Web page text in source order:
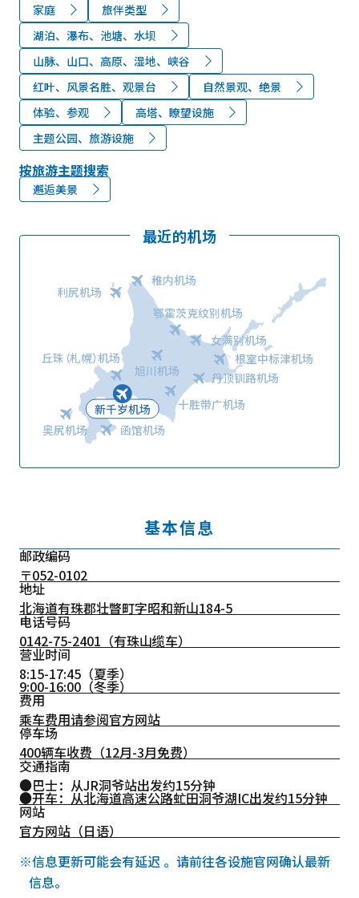
家庭
旅伴类型
湖泊、瀑布、池塘、水坝
山脉、山口、高原、湿地、峡谷
红叶、风景名胜、观景台
自然景观、绝景
体验、参观
高塔、瞭望设施
主题公园、旅游设施
按旅游主题搜索
邂逅美景
最近的机场
新千岁机场
丘珠（札幌）机场
函馆机场
奥尻机场
旭川机场
稚内机场
利尻机场
鄂霍茨克纹别机场
女满别机场
根室中标津机场
丹顶钏路机场
十胜带广机场
基本信息
邮政编码
〒052-0102
地址
北海道有珠郡壮瞥町字昭和新山184-5
电话号码
0142-75-2401 （有珠山缆车）
营业时间
8:15-17:45（夏季）
9:00-16:00（冬季）
费用
乘车费用请参阅官方网站
停车场
400辆车收费（12月-3月免费）
交通指南
●巴士：从JR洞爷站出发约15分钟
●开车：从北海道高速公路虻田洞爷湖IC出发约15分钟
网站
官方网站（日语）
※信息更新可能会有延迟 。请前往各设施官网确认最新
信息。